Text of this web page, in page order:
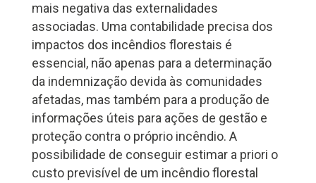
mais negativa das externalidades
associadas. Uma contabilidade precisa dos
impactos dos incêndios florestais é
essencial, não apenas para a determinação
da indemnização devida às comunidades
afetadas, mas também para a produção de
informações úteis para ações de gestão e
proteção contra o próprio incêndio. A
possibilidade de conseguir estimar a priori o
custo previsível de um incêndio florestal